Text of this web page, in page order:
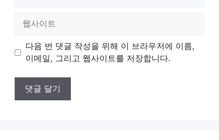
트
다음 번 댓글 작성을 위해 이 브라우저에 이름,
이메일, 그리고 웹사이트를 저장합니다.